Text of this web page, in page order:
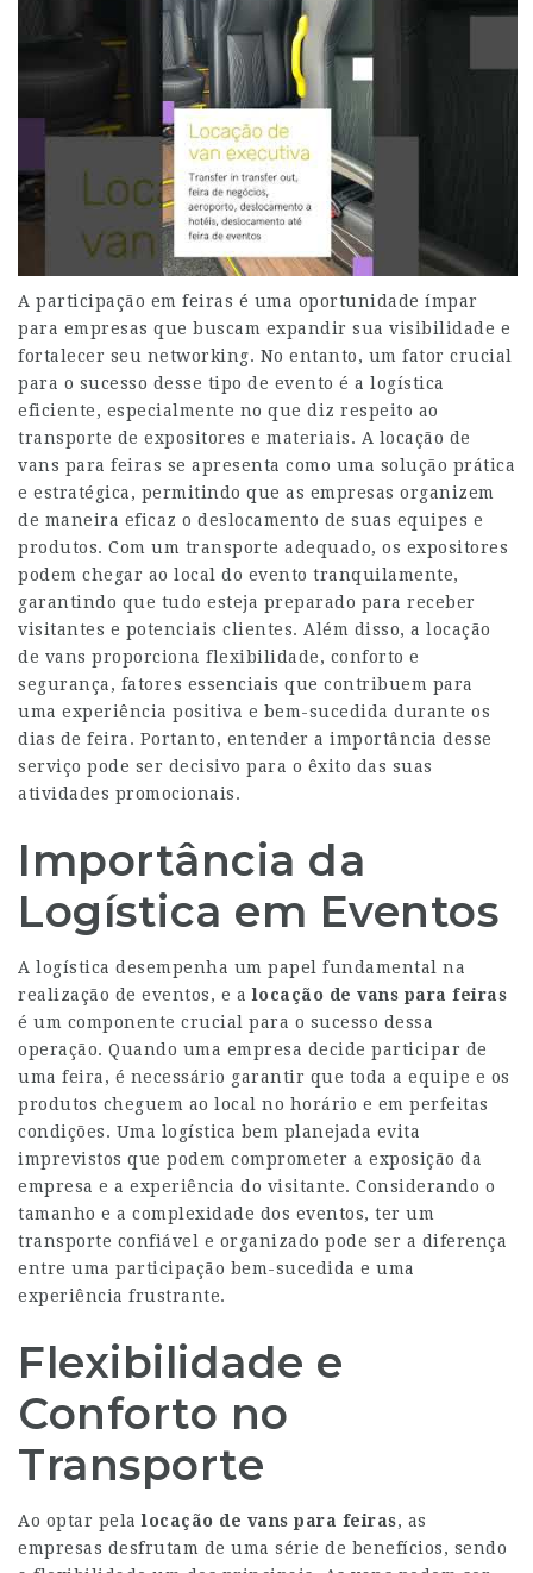
A participação em feiras é uma oportunidade ímpar
para empresas que buscam expandir sua visibilidade e
fortalecer seu networking. No entanto, um fator crucial
para o sucesso desse tipo de evento é a logística
eficiente, especialmente no que diz respeito ao
transporte de expositores e materiais. A locação de
vans para feiras se apresenta como uma solução prática
e estratégica, permitindo que as empresas organizem
de maneira eficaz o deslocamento de suas equipes e
produtos. Com um transporte adequado, os expositores
podem chegar ao local do evento tranquilamente,
garantindo que tudo esteja preparado para receber
visitantes e potenciais clientes. Além disso, a locação
de vans proporciona flexibilidade, conforto e
segurança, fatores essenciais que contribuem para
uma experiência positiva e bem-sucedida durante os
dias de feira. Portanto, entender a importância desse
serviço pode ser decisivo para o êxito das suas
atividades promocionais.
Importância da
Logística em Eventos
A logística desempenha um papel fundamental na
realização de eventos, e alocação de vans para feiras
é um componente crucial para o sucesso dessa
operação. Quando uma empresa decide participar de
uma feira, é necessário garantir que toda a equipe e os
produtos cheguem ao local no horário e em perfeitas
condições. Uma logística bem planejada evita
imprevistos que podem comprometer a exposição da
empresa e a experiência do visitante. Considerando o
tamanho e a complexidade dos eventos, ter um
transporte confiável e organizado pode ser a diferença
entre uma participação bem-sucedida e uma
experiência frustrante.
Flexibilidade e
Conforto no
Transporte
Ao optar pelalocação de vans para feiras, as
empresas desfrutam de uma série de benefícios, sendo